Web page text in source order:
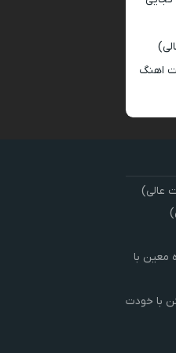
اهنگ
عالی)
معین با
با خودت